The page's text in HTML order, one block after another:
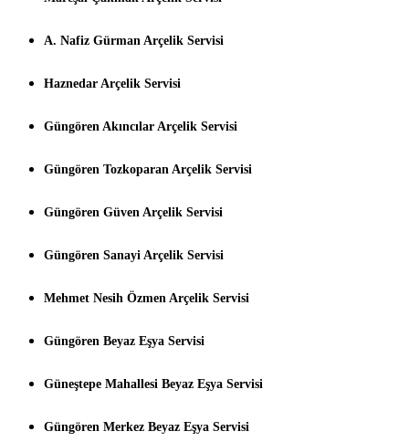
A. Nafiz Gürman Arçelik Servisi
Haznedar Arçelik Servisi
Güngören Akıncılar Arçelik Servisi
Güngören Tozkoparan Arçelik Servisi
Güngören Güven Arçelik Servisi
Güngören Sanayi Arçelik Servisi
Mehmet Nesih Özmen Arçelik Servisi
Güngören Beyaz Eşya Servisi
Güneştepe Mahallesi Beyaz Eşya Servisi
Güngören Merkez Beyaz Eşya Servisi